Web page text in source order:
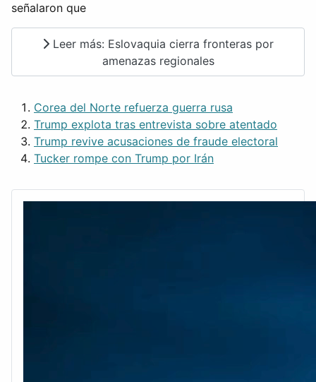
señalaron que
Leer más: Eslovaquia cierra fronteras por
amenazas regionales
Corea del Norte refuerza guerra rusa
Trump explota tras entrevista sobre atentado
Trump revive acusaciones de fraude electoral
Tucker rompe con Trump por Irán